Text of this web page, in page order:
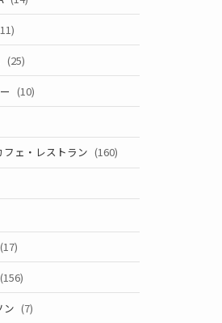
(25)
(10)
ェ・レストラン (160)
(17)
(156)
ン (7)